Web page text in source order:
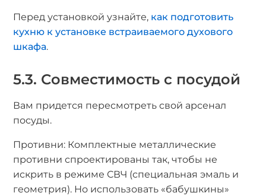
Перед установкой узнайте, как подготовить
кухню к установке встраиваемого духового
шкафа.
5.3. Совместимость с посудой
Вам придется пересмотреть свой арсенал
посуды.
Противни: Комплектные металлические
противни спроектированы так, чтобы не
искрить в режиме СВЧ (специальная эмаль и
геометрия). Но использовать «бабушкины»